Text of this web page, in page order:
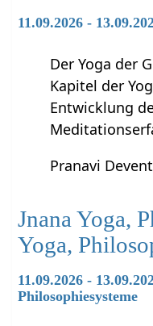
11.09.2026 -
Der Yoga der
Kapitel der
Entwicklung
Pranavi
Jnana Yoga,
Yoga,
11.09.2026 -
Philosophiesysteme